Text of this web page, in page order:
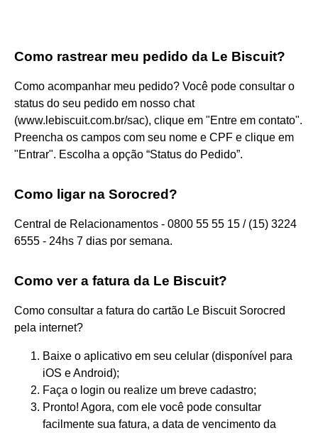
Como rastrear meu pedido da Le Biscuit?
Como acompanhar meu pedido? Você pode consultar o
status do seu pedido em nosso chat
(www.lebiscuit.com.br/sac), clique em "Entre em contato".
Preencha os campos com seu nome e CPF e clique em
"Entrar". Escolha a opção “Status do Pedido”.
Como ligar na Sorocred?
Central de Relacionamentos - 0800 55 55 15 / (15) 3224
6555 - 24hs 7 dias por semana.
Como ver a fatura da Le Biscuit?
Como consultar a fatura do cartão Le Biscuit Sorocred
pela internet?
Baixe o aplicativo em seu celular (disponível para
iOS e Android);
Faça o login ou realize um breve cadastro;
Pronto! Agora, com ele você pode consultar
facilmente sua fatura, a data de vencimento da